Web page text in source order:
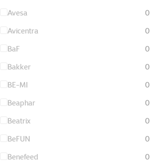
Avesa
0
Avicentra
0
BaF
0
Bakker
0
BE-MI
0
Beaphar
0
Beatrix
0
BeFUN
0
Benefeed
0